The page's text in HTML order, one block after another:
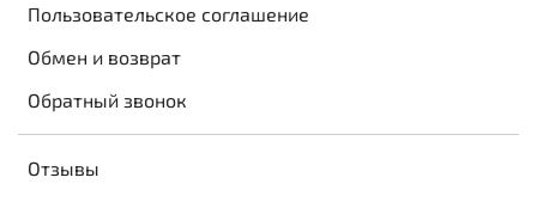
Пользовательское соглашение
Обмен и возврат
Обратный звонок
Отзывы